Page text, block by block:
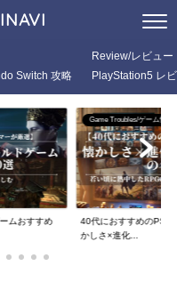
Switch 攻略
Review/レビュー
PlayStation5 レ
厳選9選！懐
Playstation4 レビュー
PS4のRPGゲームおす
選！大人がハマ...